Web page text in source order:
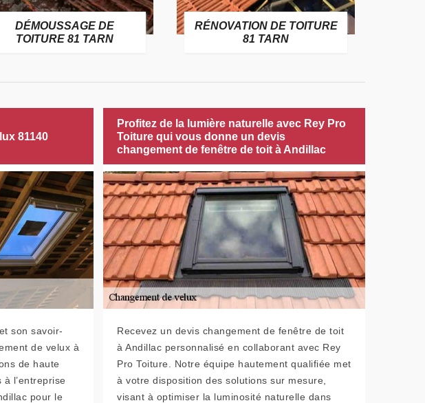
DÉMOUSSAGE DE
TOITURE 81 TARN
RÉNOVATION DE TOITURE
81 TARN
81140
son savoir-
de velux à
de haute
l’entreprise
pour le
Profitez de la lumière naturelle avec Rey Pro
Toiture qui vous donne un devis
changement de fenêtre de toit à Andillac
Recevez un devis changement de fenêtre de toit
à Andillac personnalisé en collaborant avec Rey
Pro Toiture. Notre équipe hautement qualifiée met
à votre disposition des solutions sur mesure,
visant à optimiser la luminosité naturelle dans